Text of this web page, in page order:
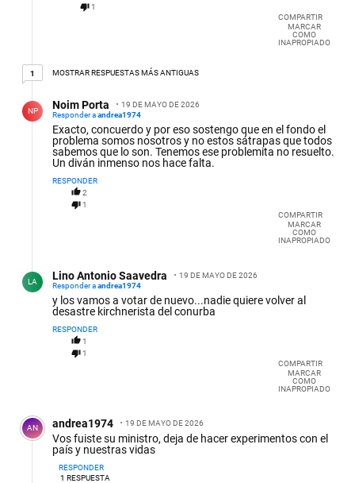
1
COMPARTIR
MARCAR
COMO
INAPROPIADO
11 respuesta más antiguas
MOSTRAR RESPUESTAS MÁS ANTIGUAS
NP Noim Porta
19 DE MAYO DE 2026
Responder aandrea1974
Exacto, concuerdo y por eso sostengo que en el fondo el
problema somos nosotros y no estos sátrapas que todos
sabemos que lo son. Tenemos ese problemita no resuelto.
Un diván inmenso nos hace falta.
RESPONDER
2
1
COMPARTIR
MARCAR
COMO
INAPROPIADO
LA Lino Antonio Saavedra
19 DE MAYO DE 2026
Responder aandrea1974
y los vamos a votar de nuevo...nadie quiere volver al
desastre kirchnerista del conurba
RESPONDER
1
1
COMPARTIR
MARCAR
COMO
INAPROPIADO
AN andrea1974 19 DE MAYO DE 2026
Vos fuiste su ministro, deja de hacer experimentos con el
país y nuestras vidas
RESPONDER
1 RESPUESTA